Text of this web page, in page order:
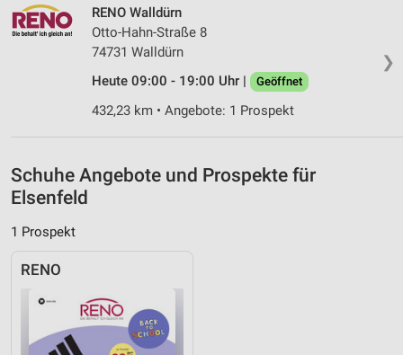
❯
RENO Walldürn
Otto-Hahn-Straße 8
74731 Walldürn
Heute 09:00 - 19:00 Uhr |
Geöffnet
432,23 km • Angebote: 1 Prospekt
Schuhe Angebote und Prospekte für
Elsenfeld
1 Prospekt
RENO
Funktional